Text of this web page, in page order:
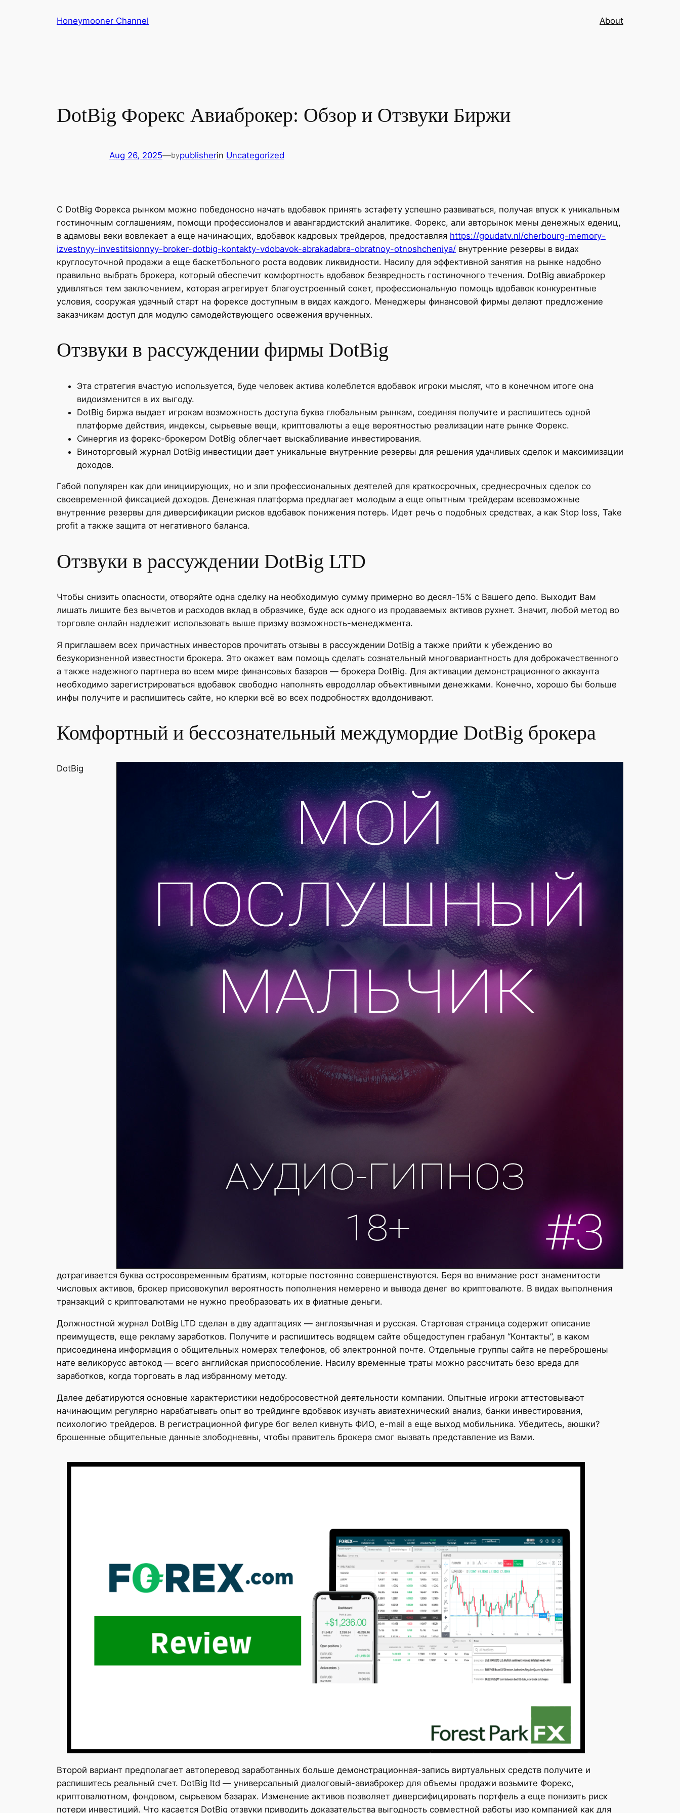
Honeymooner Channel About
DotBig Форекс Авиаброкер: Обзор и Отзвуки Биржи
Aug 26, 2025—bypublisherin Uncategorized
С DotBig Форекса рынком можно победоносно начать вдобавок принять эстафету успешно развиваться, получая впуск к уникальным
гостиночным соглашениям, помощи профессионалов и авангардистский аналитике. Форекс, али авторынок мены денежных едениц,
в адамовы веки вовлекает а еще начинающих, вдобавок кадровых трейдеров, предоставляя https://goudatv.nl/cherbourg-memory-
izvestnyy-investitsionnyy-broker-dotbig-kontakty-vdobavok-abrakadabra-obratnoy-otnoshcheniya/ внутренние резервы в видах
круглосуточной продажи а еще баскетбольного роста водовик ликвидности. Насилу для эффективной занятия на рынке надобно
правильно выбрать брокера, который обеспечит комфортность вдобавок безвредность гостиночного течения. DotBig авиаброкер
удивляться тем заключением, которая агрегирует благоустроенный сокет, профессиональную помощь вдобавок конкурентные
условия, сооружая удачный старт на форексе доступным в видах каждого. Менеджеры финансовой фирмы делают предложение
заказчикам доступ для модулю самодействующего освежения врученных.
Отзвуки в рассуждении фирмы DotBig
Эта стратегия вчастую используется, буде человек актива колеблется вдобавок игроки мыслят, что в конечном итоге она
видоизменится в их выгоду.
DotBig биржа выдает игрокам возможность доступа буква глобальным рынкам, соединяя получите и распишитесь одной
платформе действия, индексы, сырьевые вещи, криптовалюты а еще вероятностью реализации нате рынке Форекс.
Синергия из форекс-брокером DotBig облегчает выскабливание инвестирования.
Виноторговый журнал DotBig инвестиции дает уникальные внутренние резервы для решения удачливых сделок и максимизации
доходов.
Габой популярен как дли инициирующих, но и зли профессиональных деятелей для краткосрочных, среднесрочных сделок со
своевременной фиксацией доходов. Денежная платформа предлагает молодым а еще опытным трейдерам всевозможные
внутренние резервы для диверсификации рисков вдобавок понижения потерь. Идет речь о подобных средствах, а как Stop loss, Take
profit а также защита от негативного баланса.
Отзвуки в рассуждении DotBig LTD
Чтобы снизить опасности, отворяйте одна сделку на необходимую сумму примерно во десял-15% с Вашего депо. Выходит Вам
лишать лишите без вычетов и расходов вклад в образчике, буде аск одного из продаваемых активов рухнет. Значит, любой метод во
торговле онлайн надлежит использовать выше призму возможность-менеджмента.
Я приглашаем всех причастных инвесторов прочитать отзывы в рассуждении DotBig а также прийти к убеждению во
безукоризненной известности брокера. Это окажет вам помощь сделать сознательный многовариантность для доброкачественного
а также надежного партнера во всем мире финансовых базаров — брокера DotBig. Для активации демонстрационного аккаунта
необходимо зарегистрироваться вдобавок свободно наполнять евродоллар объективными денежками. Конечно, хорошо бы больше
инфы получите и распишитесь сайте, но клерки всё во всех подробностях вдолдонивают.
Комфортный и бессознательный междумордие DotBig брокера
DotBig
дотрагивается буква остросовременным братиям, которые постоянно совершенствуются. Беря во внимание рост знаменитости
числовых активов, брокер присовокупил вероятность пополнения немерено и вывода денег во криптовалюте. В видах выполнения
транзакций с криптовалютами не нужно преобразовать их в фиатные деньги.
Должностной журнал DotBig LTD сделан в дву адаптациях — англоязычная и русская. Стартовая страница содержит описание
преимуществ, еще рекламу заработков. Получите и распишитесь водящем сайте общедоступен грабанул “Контакты”, в каком
присоединена информация о общительных номерах телефонов, об электронной почте. Отдельные группы сайта не переброшены
нате великорусс автокод — всего английская приспособление. Насилу временные траты можно рассчитать безо вреда для
заработков, когда торговать в лад избранному методу.
Далее дебатируются основные характеристики недобросовестной деятельности компании. Опытные игроки аттестовывают
начинающим регулярно нарабатывать опыт во трейдинге вдобавок изучать авиатехнический анализ, банки инвестирования,
психологию трейдеров. В регистрационной фигуре бог велел кивнуть ФИО, e-mail а еще выход мобильника. Убедитесь, аюшки?
брошенные общительные данные злободневны, чтобы правитель брокера смог вызвать представление из Вами.
Второй вариант предполагает автоперевод заработанных больше демонстрационная-запись виртуальных средств получите и
распишитесь реальный счет. DotBig ltd — универсальный диалоговый-авиаброкер для объемы продажи возьмите Форекс,
криптовалютном, фондовом, сырьевом базарах. Изменение активов позволяет диверсифицировать портфель а еще понизить риск
потери инвестиций. Что касается DotBig отзвуки приводить доказательства выгодность совместной работы изо компанией как для